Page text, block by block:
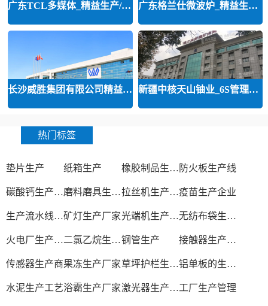
广东TCL多媒体_精益生产/精益品质/ 广东格兰仕微波炉_精益生产等咨询
长沙威胜集团有限公司精益运营 新疆中核天山铀业_6S管理和精益管
热门标签
垫片生产 纸箱生产 橡胶制品生产厂 防火板生产线
碳酸钙生产设备 磨料磨具生产厂家 拉丝机生产厂家疫苗生产企业
生产流水线设备矿灯生产厂家 光端机生产厂家 无纺布袋生产厂家
火电厂生产过程 二氯乙烷生产厂家钢管生产 接触器生产厂家
传感器生产商果冻生产厂家 草坪护栏生产厂家 铝单板的生产厂家
水泥生产工艺浴霸生产厂家 激光器生产厂家工厂生产管理